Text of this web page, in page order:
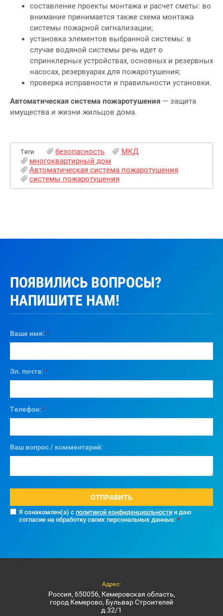
составление проекты монтажа и расчет сметы: во
внимание принимается также схема монтажа
системы пожарной сигнализации;
установка элементов выбранной системы: в
случае водяной системы речь идет о
спринклерных устройствах, основных и резервных
насосах, резервуарах для пожаротушения;
проверка исправности и правильности установки.
Автоматическая система пожаротушения — защита
имущества и жизни жильцов дома.
Теги безопасность
МКД
многоквартирный дом
Автоматическая система пожаротушения
системы пожаротушения
ПОЯВИЛИСЬ ВОПРОСЫ?
НАПИШИТЕ НАМ!
Ваше имя: *
Эл. почта: *
Телефон: *
Ваш вопрос / комментарий:
ОТПРАВИТЬ
Я ознакомлен(а) с политикой конфиденциальности и даю
согласие на обработку своих персональных данных: *
Адрес:
Россия, 650056, Кемеровская область,
город Кемерово, Бульвар Строителей
д.32/1